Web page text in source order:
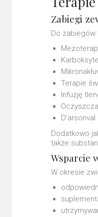
Zabiegi
Do
Terapie
Infuzję
Dodatkowo
także
Wsparcie
W okresie